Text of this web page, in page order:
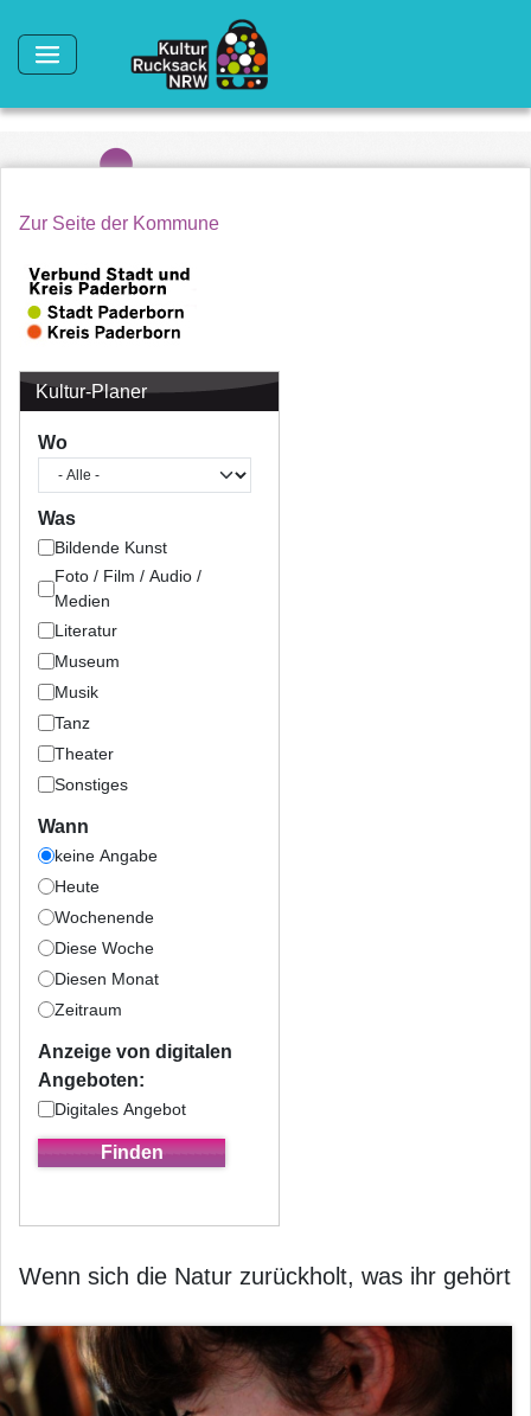
Zur Seite der Kommune
Kultur-Planer
Wo
Was
Bildende Kunst
Foto / Film / Audio /
Medien
Literatur
Museum
Musik
Tanz
Theater
Sonstiges
Wann
keine Angabe
Heute
Wochenende
Diese Woche
Diesen Monat
Zeitraum
Anzeige von digitalen
Angeboten:
Digitales Angebot
Wenn sich die Natur zurückholt, was ihr gehört